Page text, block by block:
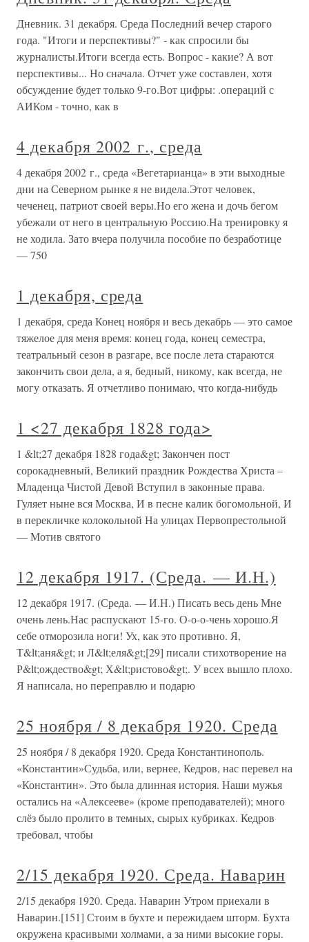
Дневник. 31 декабря. Среда Последний вечер старого
года. "Итоги и перспективы?" - как спросили бы
журналисты.Итоги всегда есть. Вопрос - какие? А вот
перспективы... Но сначала. Отчет уже составлен, хотя
обсуждение будет только 9-го.Вот цифры: .операций с
АИКом - точно, как в
4 декабря 2002 г., среда
4 декабря 2002 г., среда «Вегетарианца» в эти выходные
дни на Северном рынке я не видела.Этот человек,
чеченец, патриот своей веры.Но его жена и дочь бегом
убежали от него в центральную Россию.На тренировку я
не ходила. Зато вчера получила пособие по безработице
— 750
1 декабря, среда
1 декабря, среда Конец ноября и весь декабрь — это самое
тяжелое для меня время: конец года, конец семестра,
театральный сезон в разгаре, все после лета стараются
закончить свои дела, а я, бедный, никому, как всегда, не
могу отказать. Я отчетливо понимаю, что когда-нибудь
1 <27 декабря 1828 года>
1 &lt;27 декабря 1828 года&gt; Закончен пост
сорокадневный, Великий праздник Рождества Христа –
Младенца Чистой Девой Вступил в законные права.
Гуляет ныне вся Москва, И в песне калик богомольной, И
в перекличке колокольной На улицах Первопрестольной
— Мотив святого
12 декабря 1917. (Среда. — И.Н.)
12 декабря 1917. (Среда. — И.Н.) Писать весь день Мне
очень лень.Нас распускают 15-го. О-о-о-чень хорошо.Я
себе отморозила ноги! Ух, как это противно. Я,
Т&lt;аня&gt; и Л&lt;еля&gt;[29] писали стихотворение на
Р&lt;ождество&gt; Х&lt;ристово&gt;. У всех вышло плохо.
Я написала, но переправлю и подарю
25 ноября / 8 декабря 1920. Среда
25 ноября / 8 декабря 1920. Среда Константинополь.
«Константин»Судьба, или, вернее, Кедров, нас перевел на
«Константин». Это была длинная история. Наши мужья
остались на «Алексееве» (кроме преподавателей); много
слёз было пролито в темных, сырых кубриках. Кедров
требовал, чтобы
2/15 декабря 1920. Среда. Наварин
2/15 декабря 1920. Среда. Наварин Утром приехали в
Наварин.[151] Стоим в бухте и пережидаем шторм. Бухта
окружена красивыми холмами, а за ними высокие горы.